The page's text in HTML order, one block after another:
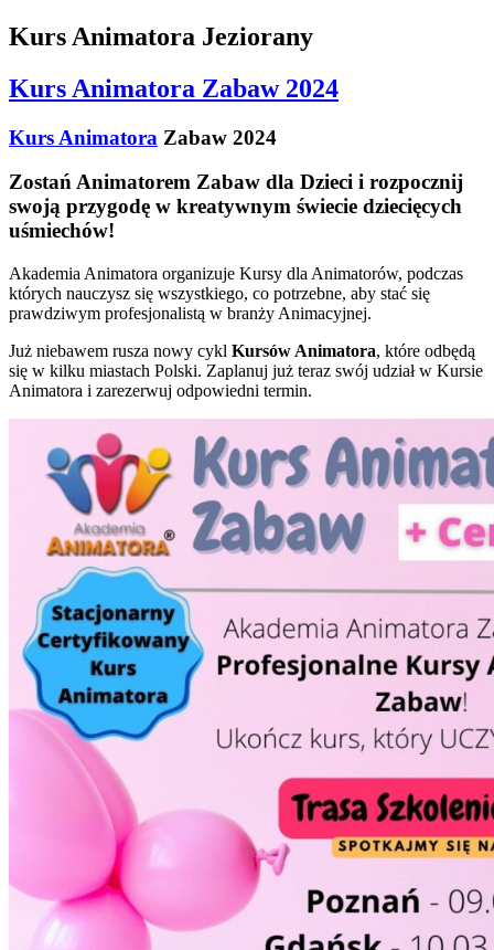
Kurs Animatora Jeziorany
Kurs Animatora Zabaw 2024
Kurs Animatora Zabaw 2024
Zostań Animatorem Zabaw dla Dzieci i rozpocznij
swoją przygodę w kreatywnym świecie dziecięcych
uśmiechów!
Akademia Animatora organizuje Kursy dla Animatorów, podczas
których nauczysz się wszystkiego, co potrzebne, aby stać się
prawdziwym profesjonalistą w branży Animacyjnej.
Już niebawem rusza nowy cykl Kursów Animatora, które odbędą
się w kilku miastach Polski. Zaplanuj już teraz swój udział w Kursie
Animatora i zarezerwuj odpowiedni termin.